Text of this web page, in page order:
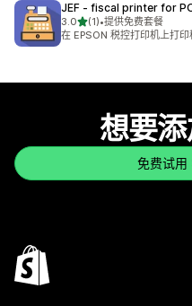
JEF ‑ fiscal printer for
3.0星（满分 5 星）
(1)
总共 1 条评论
•提供免费套餐
在 EPSON 税控打印机上打印
想要添
免费试